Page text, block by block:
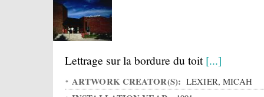
Lettrage sur la bordure du toit[...]
ARTWORK CREATOR(S): LEXIER, MICAH